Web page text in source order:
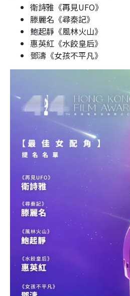
衛詩雅《再見UFO》
滕麗名《尋秦記》
鮑起靜《風林火山》
惠英紅《水餃皇后》
鄧濤《女孩不平凡》